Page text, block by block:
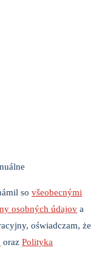
so všeobecnými
osobných údajov a
oświadczam, że
oraz Polityka